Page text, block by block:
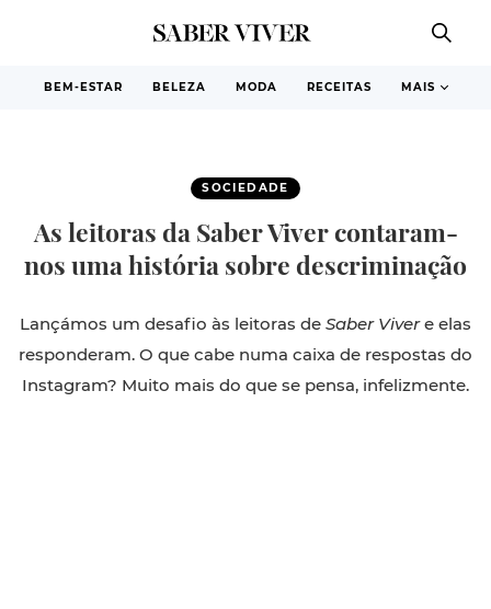
BEM-ESTAR BELEZA MODA RECEITAS MAIS
SOCIEDADE
As leitoras da Saber Viver contaram-
nos uma história sobre descriminação
Lançámos um desafio às leitoras de Saber Vivere elas
responderam. O que cabe numa caixa de respostas do
Instagram? Muito mais do que se pensa, infelizmente.